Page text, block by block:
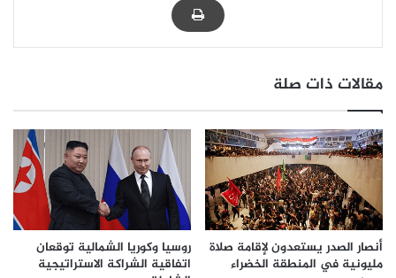
مقالات ذات صلة
أنصار الصدر يستعدون لإقامة صلاة
مليونية في المنطقة الخضراء
روسيا وكوريا الشمالية توقعان
اتفاقية الشراكة الاستراتيجية